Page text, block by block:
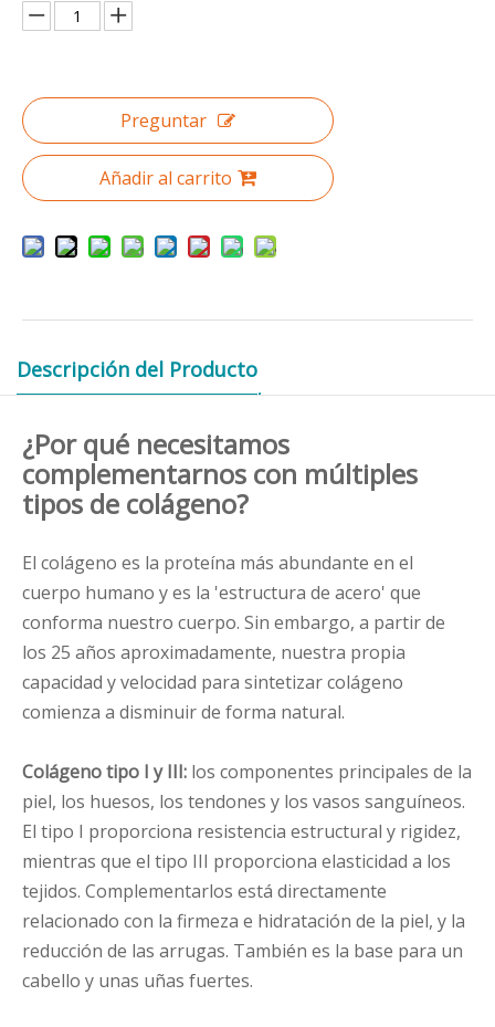
Preguntar
Añadir al carrito
Descripción del Producto
¿Por qué necesitamos
complementarnos con múltiples
tipos de colágeno?
El colágeno es la proteína más abundante en el
cuerpo humano y es la 'estructura de acero' que
conforma nuestro cuerpo. Sin embargo, a partir de
los 25 años aproximadamente, nuestra propia
capacidad y velocidad para sintetizar colágeno
comienza a disminuir de forma natural.
Colágeno tipo I y III: los componentes principales de la
piel, los huesos, los tendones y los vasos sanguíneos.
El tipo I proporciona resistencia estructural y rigidez,
mientras que el tipo III proporciona elasticidad a los
tejidos. Complementarlos está directamente
relacionado con la firmeza e hidratación de la piel, y la
reducción de las arrugas. También es la base para un
cabello y unas uñas fuertes.